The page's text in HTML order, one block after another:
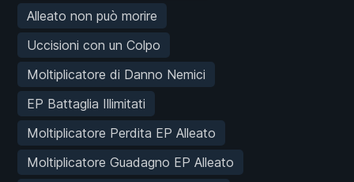
Alleato non può morire
Uccisioni con un Colpo
Moltiplicatore di Danno Nemici
EP Battaglia Illimitati
Moltiplicatore Perdita EP Alleato
Moltiplicatore Guadagno EP Alleato